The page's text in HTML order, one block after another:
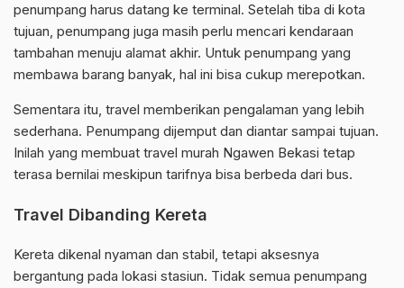
penumpang harus datang ke terminal. Setelah tiba di kota
tujuan, penumpang juga masih perlu mencari kendaraan
tambahan menuju alamat akhir. Untuk penumpang yang
membawa barang banyak, hal ini bisa cukup merepotkan.
Sementara itu, travel memberikan pengalaman yang lebih
sederhana. Penumpang dijemput dan diantar sampai tujuan.
Inilah yang membuat travel murah Ngawen Bekasi tetap
terasa bernilai meskipun tarifnya bisa berbeda dari bus.
Travel Dibanding Kereta
Kereta dikenal nyaman dan stabil, tetapi aksesnya
bergantung pada lokasi stasiun. Tidak semua penumpang